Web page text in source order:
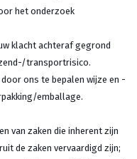
het onderzoek
klacht achteraf gegrond
transportrisico.
ons te bepalen wijze en -
emballage.
van zaken die inherent zijn
de zaken vervaardigd zijn;